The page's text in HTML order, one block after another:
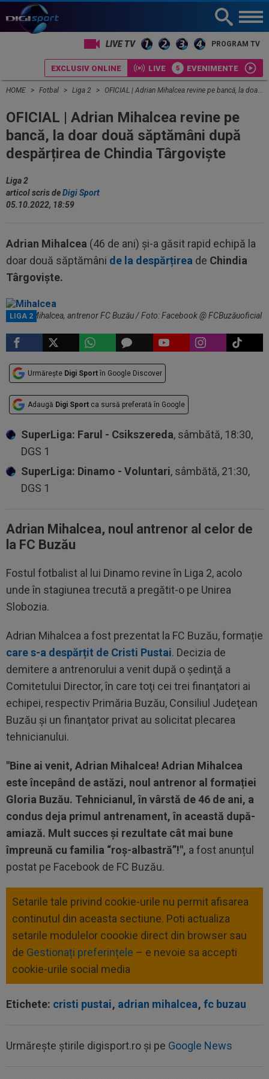
LIVE TV PROGRAM TV
EXCLUSIV ONLINE LIVE EVENIMENTE
HOME Fotbal Liga 2 OFICIAL | Adrian Mihalcea revine pe bancă, la doar două săptămâni după despărțirea de Chindia Târgoviște
OFICIAL | Adrian Mihalcea revine pe
bancă, la doar două săptămâni după
despărțirea de Chindia Târgoviște
Liga 2
articol scris deDigi Sport
05.10.2022, 18:59
Adrian Mihalcea (46 de ani) și-a găsit rapid echipă la
doar două săptămâni de la despărțirea de Chindia
Târgoviște.
LIGA 2
Adrian Mihalcea, antrenor FC Buzău / Foto: Facebook @ FCBuzăuoficial
Urmărește Digi Sport în Google Discover
Adaugă Digi Sport ca sursă preferată în Google
SuperLiga: Farul - Csikszereda, sâmbătă, 18:30,
DGS 1
SuperLiga: Dinamo - Voluntari, sâmbătă, 21:30,
DGS 1
Adrian Mihalcea, noul antrenor al celor de
la FC Buzău
Fostul fotbalist al lui Dinamo revine în Liga 2, acolo
unde în stagiunea trecută a pregătit-o pe Unirea
Slobozia.
Adrian Mihalcea a fost prezentat la FC Buzău, formație
care s-a despărțit de Cristi Pustai. Decizia de
demitere a antrenorului a venit după o şedinţă a
Comitetului Director, în care toţi cei trei finanţatori ai
echipei, respectiv Primăria Buzău, Consiliul Judeţean
Buzău şi un finanţator privat au solicitat plecarea
tehnicianului.
"Bine ai venit, Adrian Mihalcea! Adrian Mihalcea
este începând de astăzi, noul antrenor al formației
Gloria Buzău. Tehnicianul, în vârstă de 46 de ani, a
condus deja primul antrenament, în această după-
amiază. Mult succes și rezultate cât mai bune
împreună cu familia “roş-albastră”!", a fost anunțul
postat pe Facebook de FC Buzău.
Setarile tale privind cookie-urile nu permit afisarea
continutul din aceasta sectiune. Poti actualiza
setarile modulelor coookie direct din browser sau
de Gestionați preferințele – e nevoie sa accepti
cookie-urile social media
Etichete: cristi pustai, adrian mihalcea, fc buzau
Urmărește știrile digisport.ro și pe Google News